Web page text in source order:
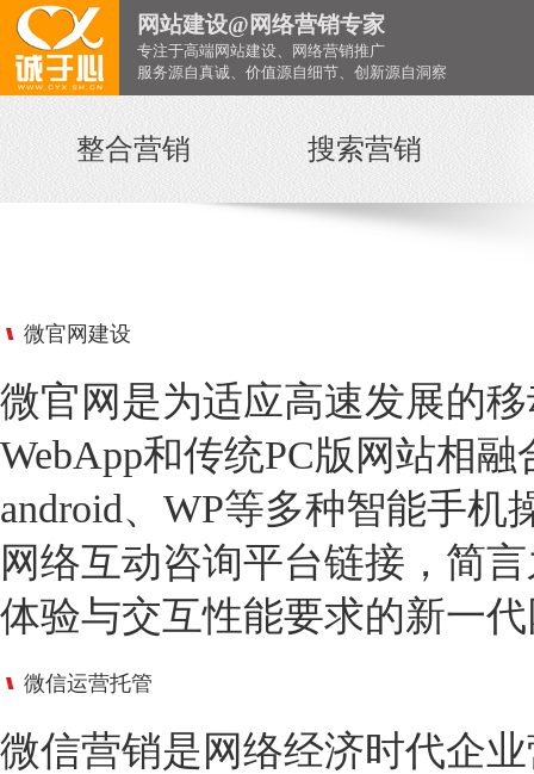
网站建设@网络营销专家
专注于高端网站建设、网络营销推广
服务源自真诚、价值源自细节、创新源自洞察
整合营销 搜索营销
微官网建设
微官网是为适应高速发展的
WebApp和传统PC版网站相
android、WP等多种智能手
网络互动咨询平台链接，简
体验与交互性能要求的新一
微信运营托管
微信营销是网络经济时代企